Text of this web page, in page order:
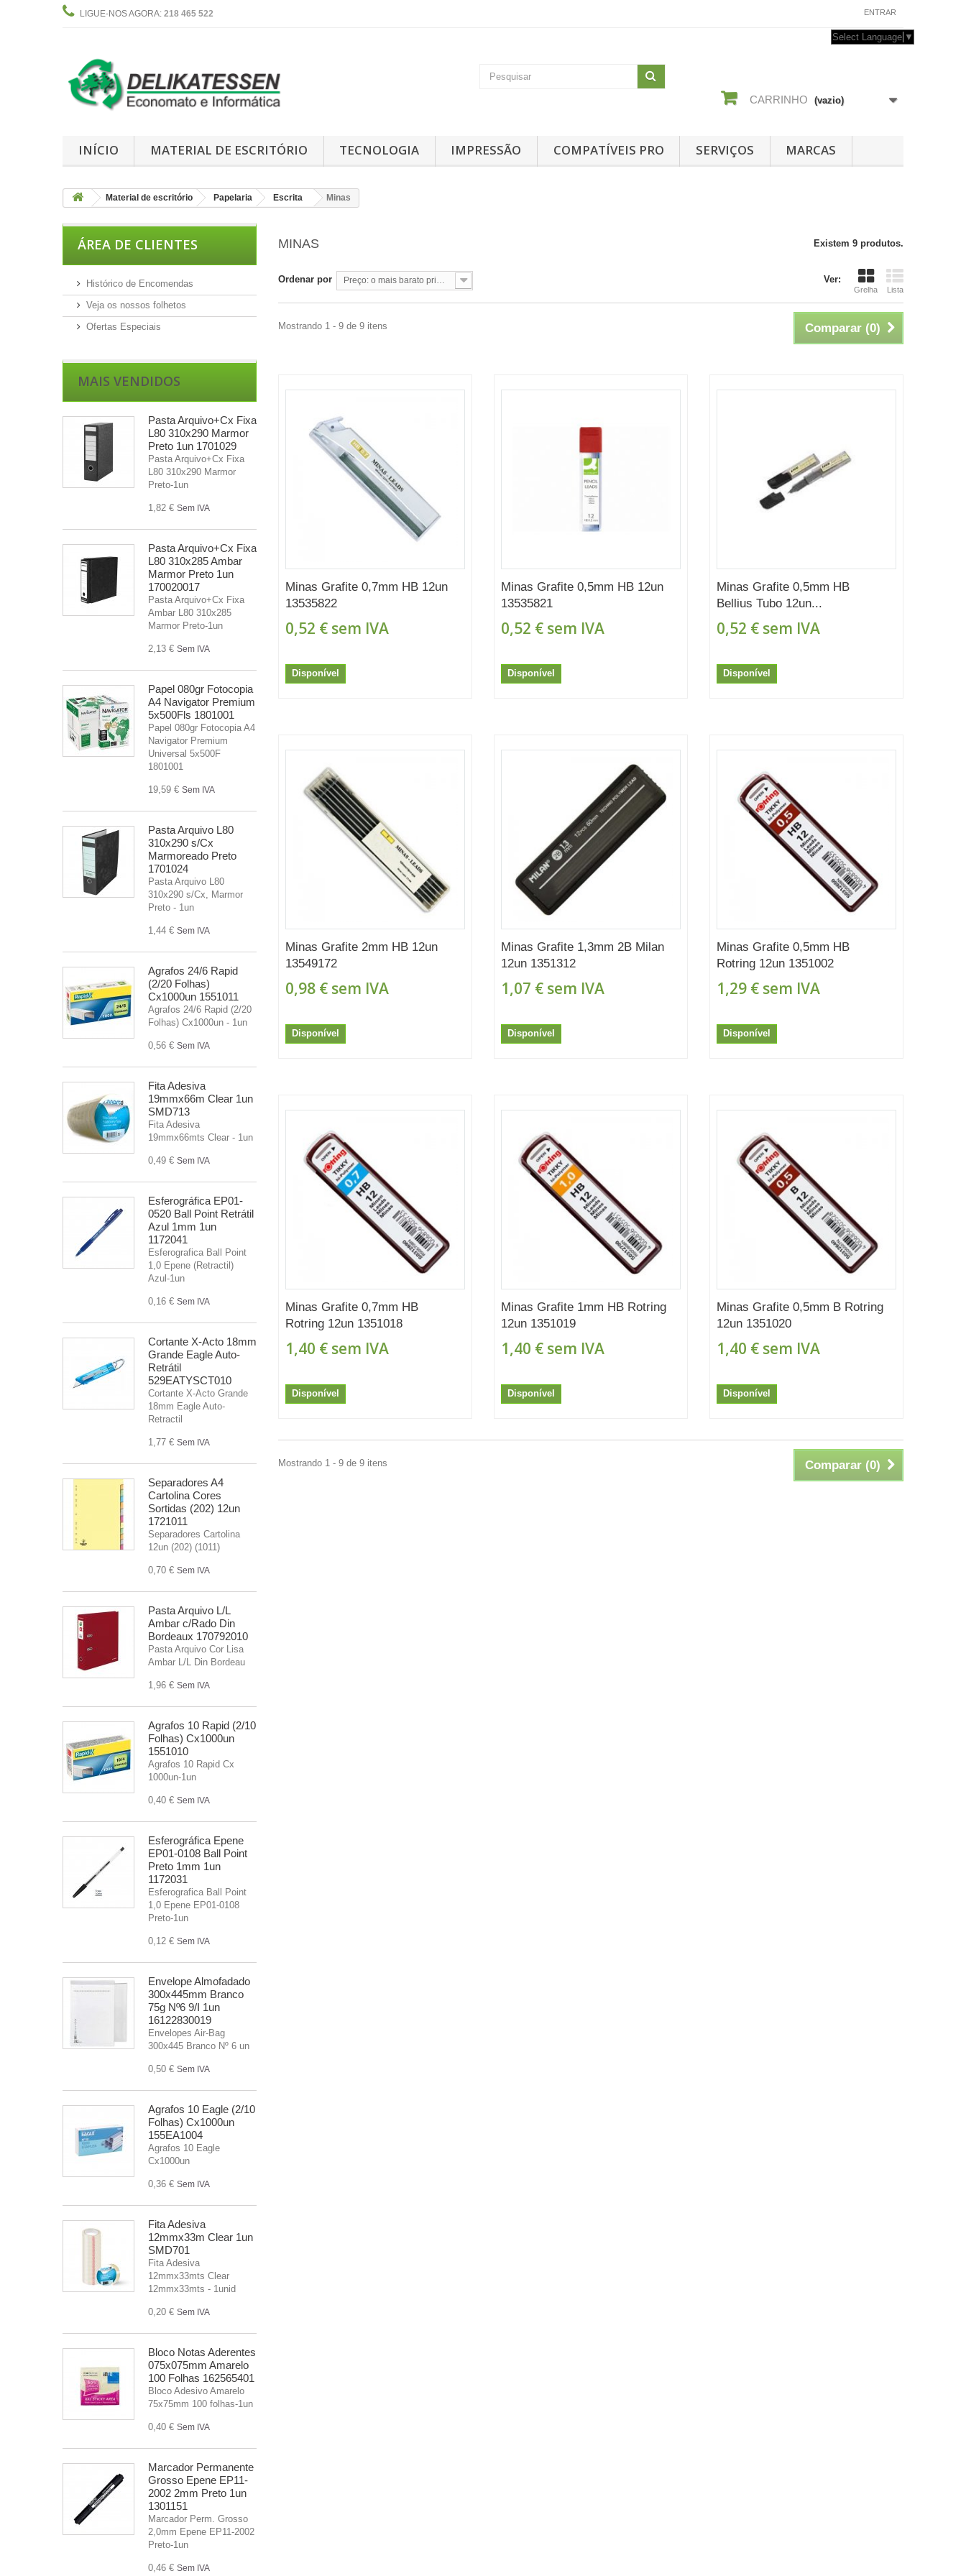
ENTRAR
LIGUE-NOS AGORA: 218 465 522
Select Language ▼
CARRINHO (vazio)
INÍCIO MATERIAL DE ESCRITÓRIO TECNOLOGIA IMPRESSÃO COMPATÍVEIS PRO SERVIÇOS MARCAS
Material de escritório Papelaria Escrita Minas
ÁREA DE CLIENTES
Histórico de Encomendas
Veja os nossos folhetos
Ofertas Especiais
MAIS VENDIDOS
Pasta Arquivo+Cx Fixa
L80 310x290 Marmor
Preto 1un 1701029
Pasta Arquivo+Cx Fixa
L80 310x290 Marmor
Preto-1un
1,82 € Sem IVA
Pasta Arquivo+Cx Fixa
L80 310x285 Ambar
Marmor Preto 1un
170020017
Pasta Arquivo+Cx Fixa
Ambar L80 310x285
Marmor Preto-1un
2,13 € Sem IVA
Papel 080gr Fotocopia
A4 Navigator Premium
5x500Fls 1801001
Papel 080gr Fotocopia A4
Navigator Premium
Universal 5x500F
1801001
19,59 € Sem IVA
Pasta Arquivo L80
310x290 s/Cx
Marmoreado Preto
1701024
Pasta Arquivo L80
310x290 s/Cx, Marmor
Preto - 1un
1,44 € Sem IVA
Agrafos 24/6 Rapid
(2/20 Folhas)
Cx1000un 1551011
Agrafos 24/6 Rapid (2/20
Folhas) Cx1000un - 1un
0,56 € Sem IVA
Fita Adesiva
19mmx66m Clear 1un
SMD713
Fita Adesiva
19mmx66mts Clear - 1un
0,49 € Sem IVA
Esferográfica EP01-
0520 Ball Point Retrátil
Azul 1mm 1un
1172041
Esferografica Ball Point
1,0 Epene (Retractil)
Azul-1un
0,16 € Sem IVA
Cortante X-Acto 18mm
Grande Eagle Auto-
Retrátil
529EATYSCT010
Cortante X-Acto Grande
18mm Eagle Auto-
Retractil
1,77 € Sem IVA
Separadores A4
Cartolina Cores
Sortidas (202) 12un
1721011
Separadores Cartolina
12un (202) (1011)
0,70 € Sem IVA
Pasta Arquivo L/L
Ambar c/Rado Din
Bordeaux 170792010
Pasta Arquivo Cor Lisa
Ambar L/L Din Bordeau
1,96 € Sem IVA
Agrafos 10 Rapid (2/10
Folhas) Cx1000un
1551010
Agrafos 10 Rapid Cx
1000un-1un
0,40 € Sem IVA
Esferográfica Epene
EP01-0108 Ball Point
Preto 1mm 1un
1172031
Esferografica Ball Point
1,0 Epene EP01-0108
Preto-1un
0,12 € Sem IVA
Envelope Almofadado
300x445mm Branco
75g Nº6 9/I 1un
16122830019
Envelopes Air-Bag
300x445 Branco Nº 6 un
0,50 € Sem IVA
Agrafos 10 Eagle (2/10
Folhas) Cx1000un
155EA1004
Agrafos 10 Eagle
Cx1000un
0,36 € Sem IVA
Fita Adesiva
12mmx33m Clear 1un
SMD701
Fita Adesiva
12mmx33mts Clear
12mmx33mts - 1unid
0,20 € Sem IVA
Bloco Notas Aderentes
075x075mm Amarelo
100 Folhas 162565401
Bloco Adesivo Amarelo
75x75mm 100 folhas-1un
0,40 € Sem IVA
Marcador Permanente
Grosso Epene EP11-
2002 2mm Preto 1un
1301151
Marcador Perm. Grosso
2,0mm Epene EP11-2002
Preto-1un
0,46 € Sem IVA
MINAS Existem 9 produtos.
Ver:
Grelha Lista
Ordenar por
Comparar (0)
Mostrando 1 - 9 de 9 itens
Minas Grafite 0,7mm HB 12un
13535822
0,52 € sem IVA
Disponível
Minas Grafite 0,5mm HB 12un
13535821
0,52 €sem IVA
Disponível
Minas Grafite 0,5mm HB
Bellius Tubo 12un...
0,52 €sem IVA
Disponível
Minas Grafite 2mm HB 12un
13549172
0,98 € sem IVA
Disponível
Minas Grafite 1,3mm 2B Milan
12un 1351312
1,07 €sem IVA
Disponível
Minas Grafite 0,5mm HB
Rotring 12un 1351002
1,29 €sem IVA
Disponível
Minas Grafite 0,7mm HB
Rotring 12un 1351018
1,40 € sem IVA
Disponível
Minas Grafite 1mm HB Rotring
12un 1351019
1,40 €sem IVA
Disponível
Minas Grafite 0,5mm B Rotring
12un 1351020
1,40 €sem IVA
Disponível
Comparar (0)
Mostrando 1 - 9 de 9 itens